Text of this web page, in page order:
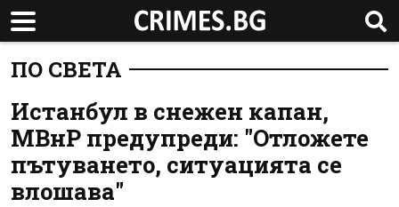
ПО СВЕТА
Истанбул в снежен капан,
МВнР предупреди: "Отложете
пътуването, ситуацията се
влошава"